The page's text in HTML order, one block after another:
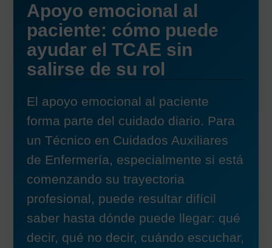
Apoyo emocional al
paciente: cómo puede
ayudar el TCAE sin
salirse de su rol
El apoyo emocional al paciente
forma parte del cuidado diario. Para
un Técnico en Cuidados Auxiliares
de Enfermería, especialmente si está
comenzando su trayectoria
profesional, puede resultar difícil
saber hasta dónde puede llegar: qué
decir, qué no decir, cuándo escuchar,